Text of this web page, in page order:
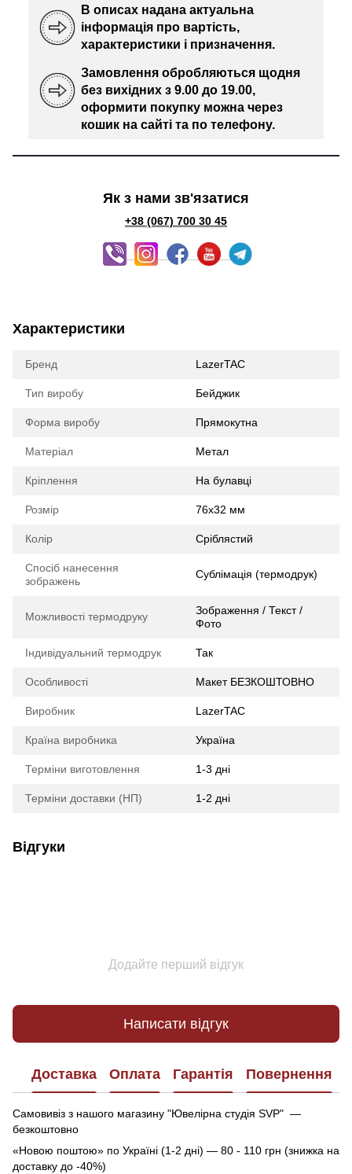
В описах надана актуальна
інформація про вартість,
характеристики і призначення.
Замовлення обробляються щодня
без вихідних з 9.00 до 19.00,
оформити покупку можна через
кошик на сайті та по телефону.
Як з нами зв'язатися
+38 (067) 700 30 45
Характеристики
Бренд LazerTAC
Тип виробу Бейджик
Форма виробу Прямокутна
Матеріал Метал
Кріплення На булавці
Розмір 76х32 мм
Колір Сріблястий
Спосіб нанесення
зображень
Сублімація (термодрук)
Можливості термодруку
Зображення / Текст /
Фото
Індивідуальний термодрук Так
Особливості Макет БЕЗКОШТОВНО
Виробник LazerTAC
Країна виробника Україна
Терміни виготовлення 1-3 дні
Терміни доставки (НП) 1-2 дні
Відгуки
Додайте перший відгук
Написати відгук
Доставка Оплата Гарантія Повернення
Самовивіз з нашого магазину "Ювелірна студія SVP" —
безкоштовно
«Новою поштою» по Україні (1-2 дні) — 80 - 110 грн (знижка на
доставку до -40%)